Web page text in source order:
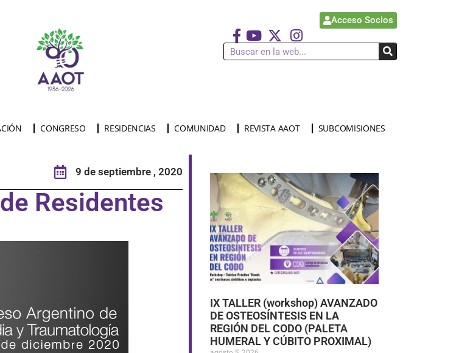
Acceso Socios
CONGRESO RESIDENCIAS COMUNIDAD REVISTA AAOT SUBCOMISIONES
9 de septiembre , 2020
Residentes
IX TALLER (workshop) AVANZADO
DE OSTEOSÍNTESIS EN LA
REGIÓN DEL CODO (PALETA
HUMERAL Y CÚBITO PROXIMAL)